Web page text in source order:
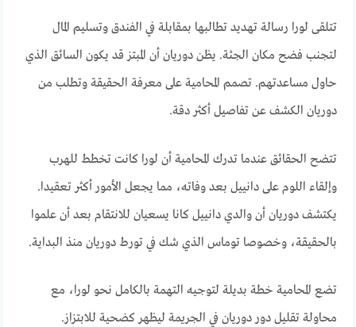
تتلقى لورا رسالة تهديد تطالبها بمقابلة في الفندق وتسليم المال
لتجنب فضح مكان الجثة. يظن دوريان أن المبتز قد يكون السائق الذي
حاول مساعدتهم. تصمم المحامية على معرفة الحقيقة وتطلب من
دوريان الكشف عن تفاصيل أكثر دقة.
تتضح الحقائق عندما تدرك المحامية أن لورا كانت تخطط للهرب
وإلقاء اللوم على دانييل بعد وفاته، مما يجعل الأمور أكثر تعقيدا.
يكتشف دوريان أن والدي دانييل كانا يسعيان للانتقام بعد أن علموا
بالحقيقة، وخصوصا توماس الذي شك في تورط دوريان منذ البداية.
تضع المحامية خطة بديلة لتوجيه التهمة بالكامل نحو لورا، مع
محاولة تقليل دور دوريان في الجريمة ليظهر كضحية للابتزاز.